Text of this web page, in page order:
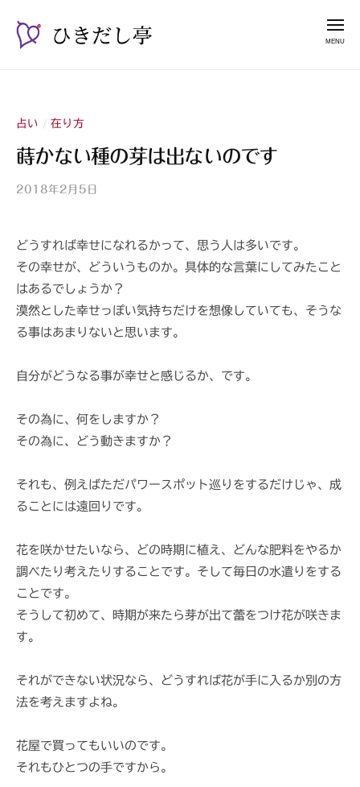
し
亭
い
師
山
紫
メ
ニ
占い / 在り方
蒔かない種の芽は出ないのです
2018年2月5日
紫
s
a
n
どうすれば幸せになれるかって、思う人は多いです。
その幸せが、どういうものか。具体的な言葉にしてみたこと
はあるでしょうか？
漠然とした幸せっぽい気持ちだけを想像していても、そうな
る事はあまりないと思います。
自分がどうなる事が幸せと感じるか、です。
その為に、何をしますか？
その為に、どう動きますか？
それも、例えばただパワースポット巡りをするだけじゃ、成
ることには遠回りです。
花を咲かせたいなら、どの時期に植え、どんな肥料をやるか
調べたり考えたりすることです。そして毎日の水遣りをする
ことです。
そうして初めて、時期が来たら芽が出て蕾をつけ花が咲きま
す。
それができない状況なら、どうすれば花が手に入るか別の方
法を考えますよね。
花屋で買ってもいいのです。
それもひとつの手ですから。
だ
し